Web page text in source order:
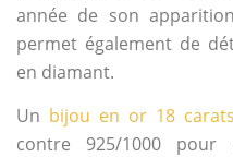
année de son
permet également de
en diamant.
Un bijou en or 18 carats
contre 925/1000